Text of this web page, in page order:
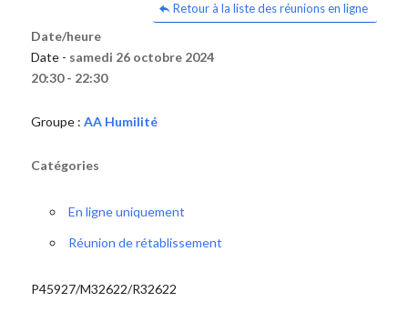
Retour à la liste des réunions en ligne
Date/heure
Date - samedi 26 octobre 2024
20:30 - 22:30
Groupe : AA Humilité
Catégories
En ligne uniquement
Réunion de rétablissement
P45927/M32622/R32622